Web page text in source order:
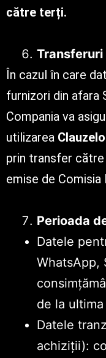
către terți.
În cazul în care
furnizori din afara
Compania va
utilizarea
prin transfer
emise de Comisia
Perioada
Datele
WhatsApp,
de la
Datele
achiziții):